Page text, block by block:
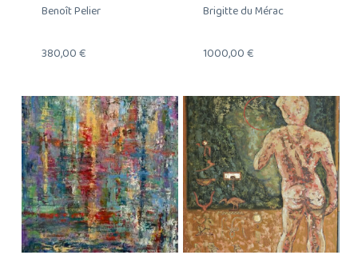
Benoît Pelier
380,00€
Brigitte du Mérac
1000,00€